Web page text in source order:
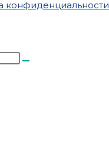
конфиденциальности